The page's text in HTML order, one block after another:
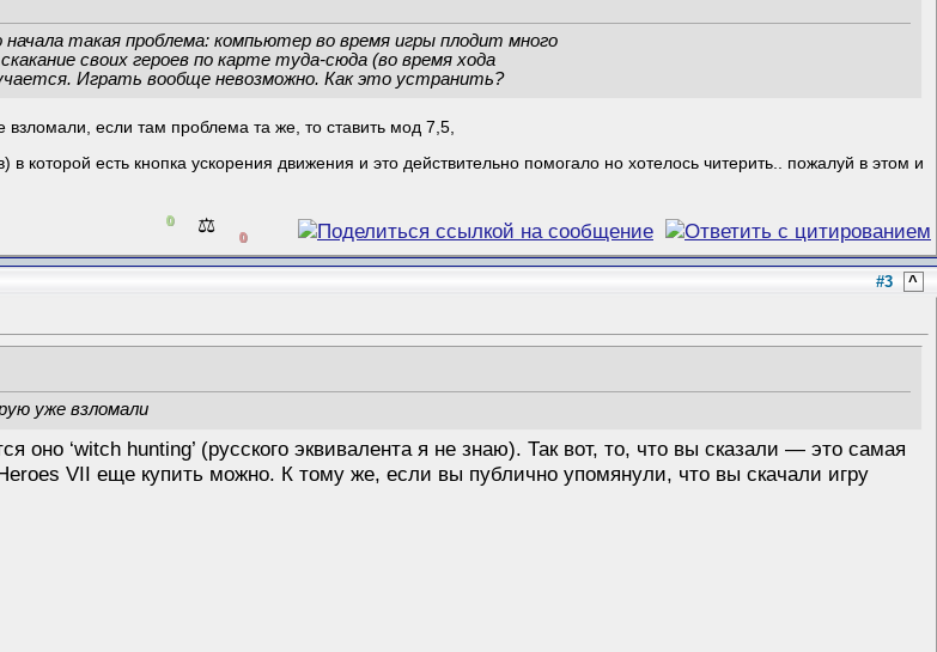
такая проблема: компьютер во время игры плодит много
своих героев по карте туда-сюда (во время хода
Играть вообще невозможно. Как это устранить?
если там проблема та же, то ставить мод 7,5,
которой есть кнопка ускорения движения и это действительно помогало но хотелось читерить.. пожалуй в этом и
0 ⚖️ 0
#3 ^
уже взломали
оно ‘witch hunting’ (русского эквивалента я не знаю). Так вот, то, что вы сказали — это самая
VII еще купить можно. К тому же, если вы публично упомянули, что вы скачали игру